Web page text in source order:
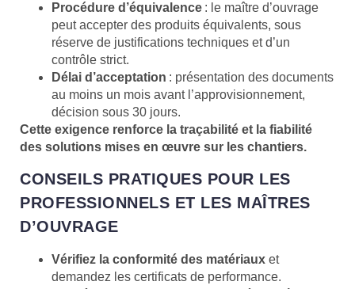
Procédure d’équivalence : le maître d’ouvrage
peut accepter des produits équivalents, sous
réserve de justifications techniques et d’un
contrôle strict.
Délai d’acceptation : présentation des documents
au moins un mois avant l’approvisionnement,
décision sous 30 jours.
Cette exigence renforce la traçabilité et la fiabilité
des solutions mises en œuvre sur les chantiers.
CONSEILS PRATIQUES POUR LES
PROFESSIONNELS ET LES MAÎTRES
D’OUVRAGE
Vérifiez la conformité des matériaux et
demandez les certificats de performance.